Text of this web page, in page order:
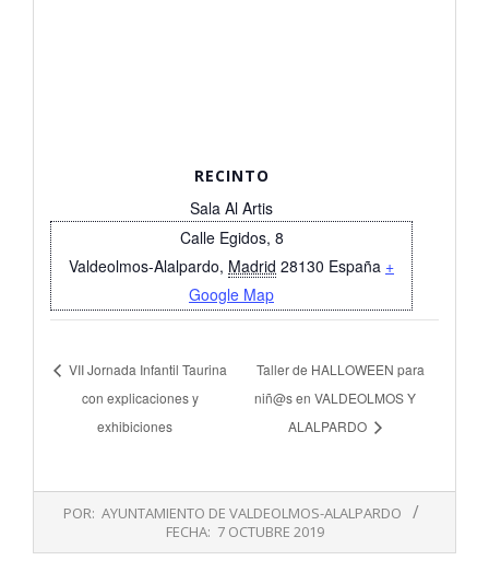
RECINTO
Sala Al Artis
Calle Egidos, 8
Valdeolmos-Alalpardo, Madrid 28130 España +
Google Map
VII Jornada Infantil Taurina
con explicaciones y
exhibiciones
Taller de HALLOWEEN para
niñ@s en VALDEOLMOS Y
ALALPARDO
07
POR: AYUNTAMIENTO DE VALDEOLMOS-ALALPARDO
FECHA: 7 OCTUBRE 2019